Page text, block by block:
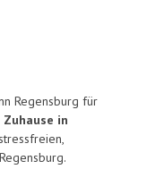
Regensburg für
Zuhause in